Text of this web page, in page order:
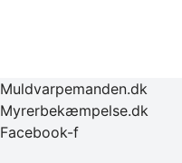
Muldvarpemanden.dk
Myrerbekæmpelse.dk
Facebook-f